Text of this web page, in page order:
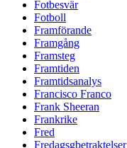
Fotbesvär
Fotboll
Framförande
Framgång
Framsteg
Framtiden
Framtidsanalys
Francisco Franco
Frank Sheeran
Frankrike
Fred
Fredagsgbetraktelser